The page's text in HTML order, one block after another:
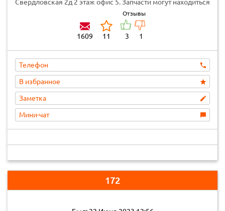
"АвтоMAX"
Свердловская 2д 2 этаж офис 5. Запчасти могут находиться
на складе, прежде, чем ехать, ПОЗВОНИТЕ, СДЕЛАЙТЕ
1609
11
Отзывы
3 1
Телефон
В избранное
Заметка
Мини-чат
172